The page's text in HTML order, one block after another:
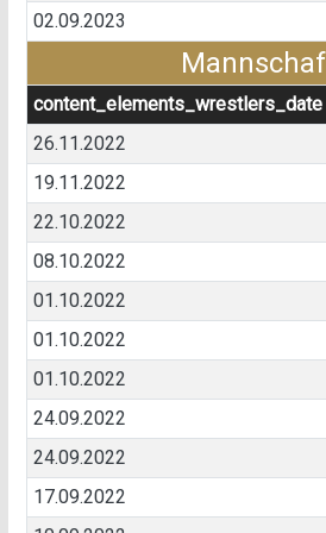
02.09.2023
content_elements_wrestlers_date
26.11.2022
19.11.2022
22.10.2022
08.10.2022
01.10.2022
01.10.2022
01.10.2022
24.09.2022
24.09.2022
17.09.2022